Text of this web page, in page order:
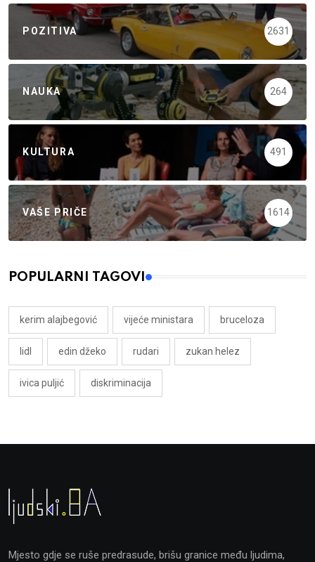
POZITIVA 2631
NAUKA 264
KULTURA 491
VAŠE PRIČE 1614
POPULARNI TAGOVI
kerim alajbegović vijeće ministara bruceloza
lidl edin džeko rudari zukan helez
ivica puljić diskriminacija
Mjesto gdje se ruše predrasude, brišu granice među ljudima,